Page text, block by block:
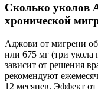
Сколько уколов
хронической
Аджови от мигрени
или 675 мг (три укола
зависит от решения
рекомендуют
12 месяцев. Эффект от